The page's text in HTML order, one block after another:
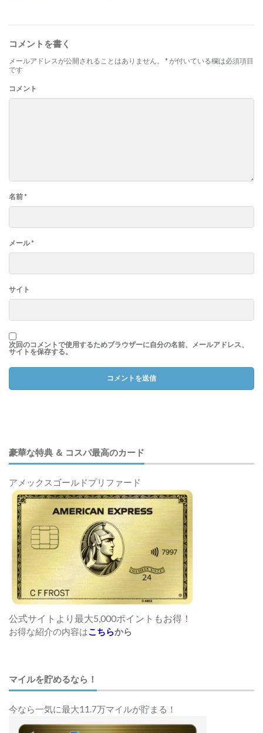
コメントを書く
メールアドレスが公開されることはありません。 *が付いている欄は必須項目
です
コメント
名前*
メール*
サイト
次回のコメントで使用するためブラウザーに自分の名前、メールアドレス、
サイトを保存する。
豪華な特典 ＆ コスパ最高のカード
アメックスゴールドプリファード
公式サイトより最大5,000ポイントもお得！
お得な紹介の内容はこちらから
マイルを貯めるなら！
今なら一気に最大11.7万マイルが貯まる！